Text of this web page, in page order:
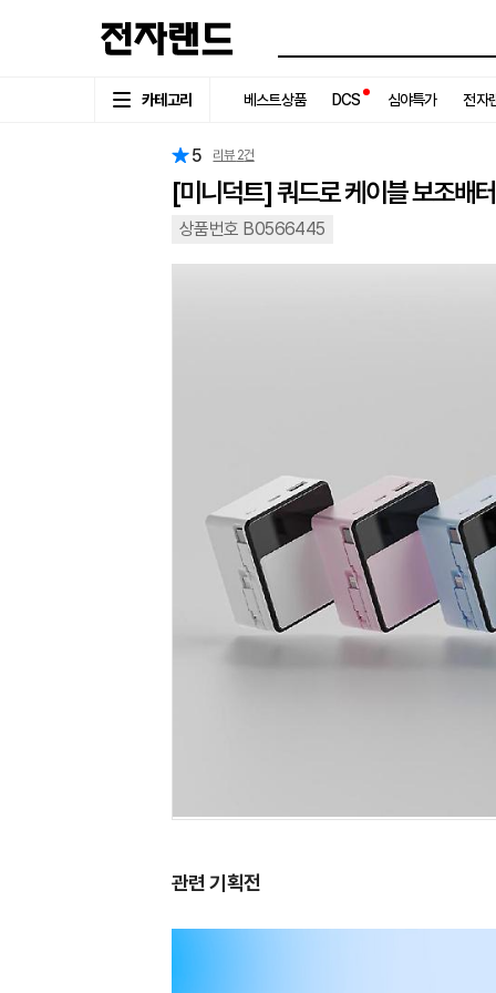
카테고리 베스트상품 DCS 심야특가 전자
5 리뷰 2건
[미니덕트] 쿼드로 케이블 보조배
상품번호 B0566445
관련 기획전